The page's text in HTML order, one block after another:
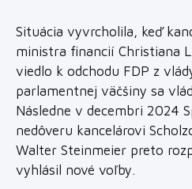
Situácia vyvrcholila, keď
ministra financií Christiana
viedlo k odchodu FDP z
parlamentnej väčšiny sa
Následne v decembri 2024
nedôveru kancelárovi
Walter Steinmeier preto
vyhlásil nové voľby.